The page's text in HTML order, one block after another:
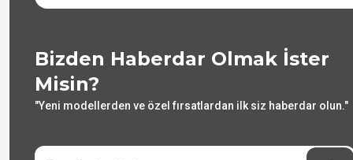
Bizden Haberdar Olmak İster
Misin?
"Yeni modellerden ve özel fırsatlardan ilk siz haberdar olun."